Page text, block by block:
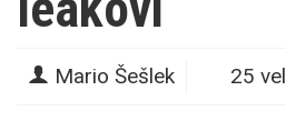
Mario Šešlek 25